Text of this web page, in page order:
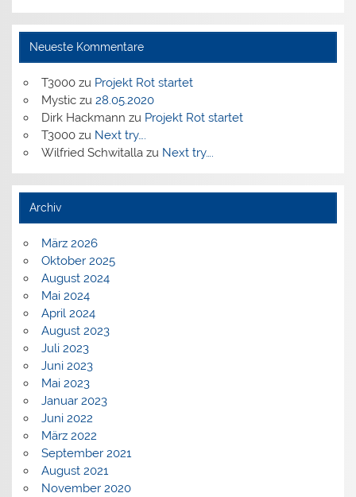
Neueste Kommentare
T3000zu Projekt Rot startet
Mysticzu 28.05.2020
Dirk Hackmann zu Projekt Rot startet
T3000zu Next try….
Wilfried Schwitallazu Next try….
Archiv
März 2026
Oktober 2025
August 2024
Mai 2024
April 2024
August 2023
Juli 2023
Juni 2023
Mai 2023
Januar 2023
Juni 2022
März 2022
September 2021
August 2021
November 2020